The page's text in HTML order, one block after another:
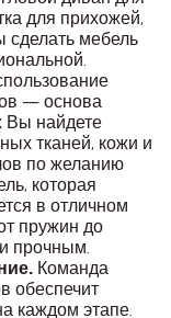
для прихожей,
сделать мебель
— основа
Вы найдете
тканей, кожи и
по желанию
которая
в отличном
пружин до
прочным.
Команда
обеспечит
каждом этапе.